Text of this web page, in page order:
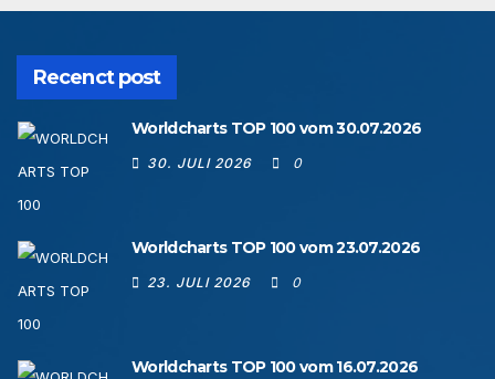
Recenct post
Worldcharts TOP 100 vom 30.07.2026
30. JULI 2026 0
Worldcharts TOP 100 vom 23.07.2026
23. JULI 2026 0
Worldcharts TOP 100 vom 16.07.2026